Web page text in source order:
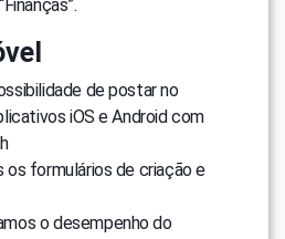
de postar no
iOS e Android com
os formulários de criação e
o desempenho do